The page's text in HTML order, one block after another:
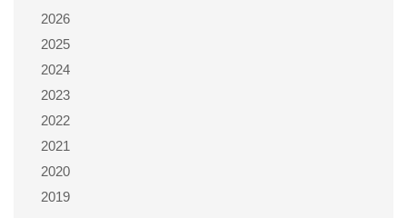
2026
2025
2024
2023
2022
2021
2020
2019